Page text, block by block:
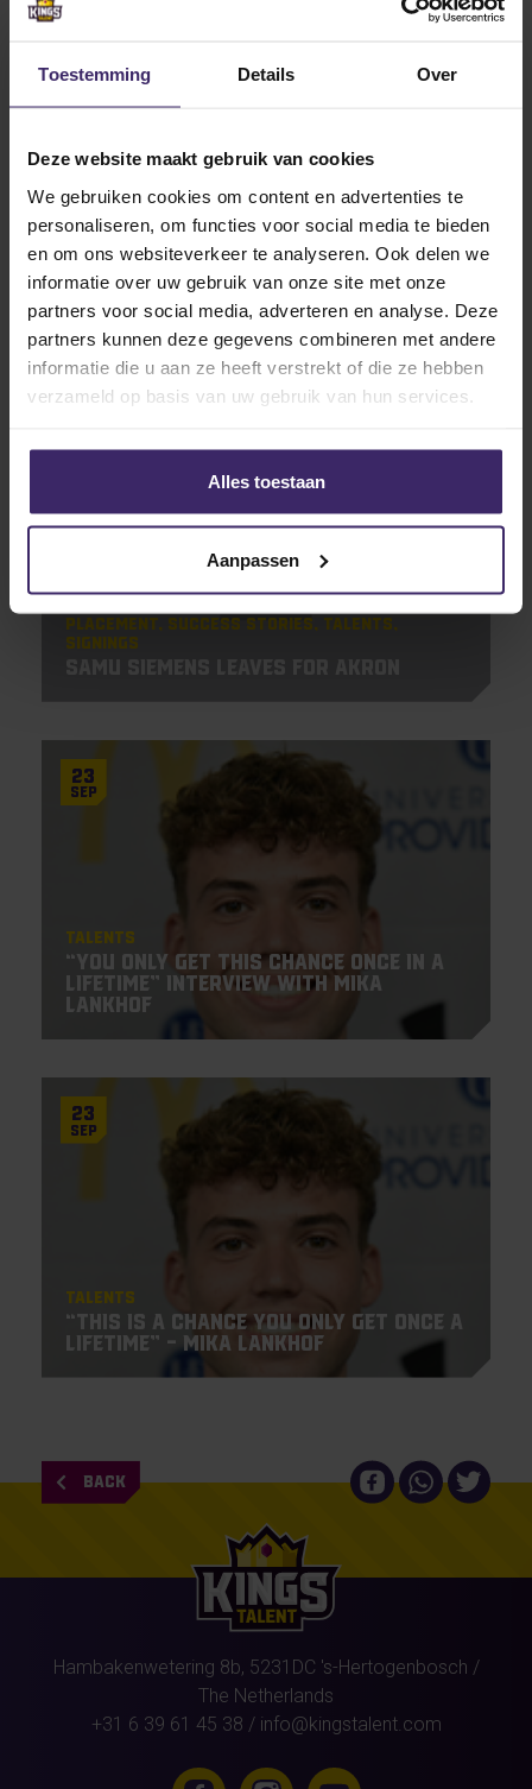
Toestemming Details Over
Deze website maakt gebruik van cookies
We gebruiken cookies om content en advertenties te
personaliseren, om functies voor social media te bieden
en om ons websiteverkeer te analyseren. Ook delen we
informatie over uw gebruik van onze site met onze
partners voor social media, adverteren en analyse. Deze
partners kunnen deze gegevens combineren met andere
informatie die u aan ze heeft verstrekt of die ze hebben
verzameld op basis van uw gebruik van hun services.
Alles toestaan
Aanpassen
Related articles
Aug
Placement Success Stories
Talents
Signings
23
Sep
Talents
“You only get this chance once in a
lifetime” Interview with Mika
Lankhof
23
Sep
Talents
“This is a chance you only get once a
lifetime” – Mika Lankhof
BACK
Hambakenwetering 8b, 5231DC 's-Hertogenbosch /
The Netherlands
+31 6 39 61 45 38 / info@kingstalent.com